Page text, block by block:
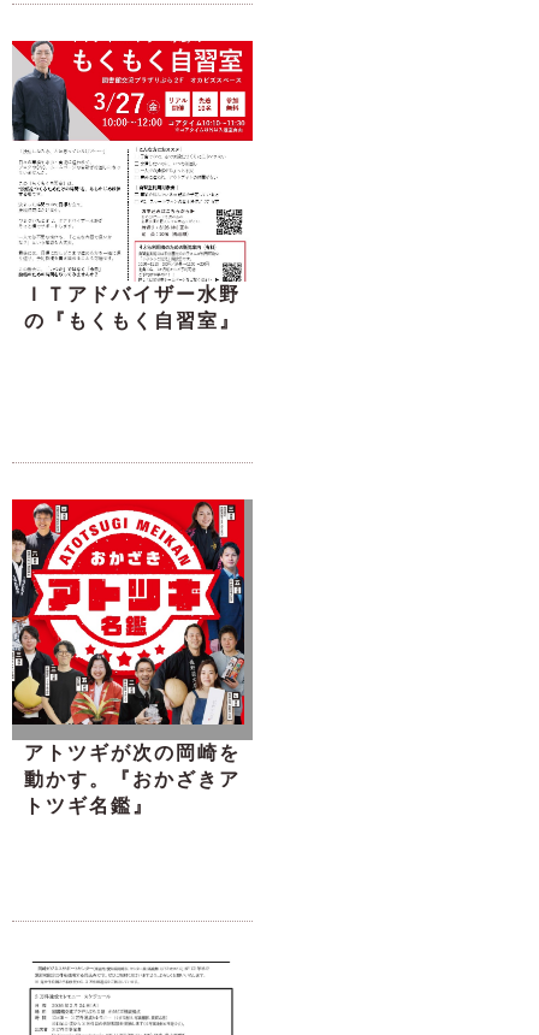
ＩＴアドバイザー水野
の『もくもく自習室』
アトツギが次の岡崎を
動かす。『おかざきア
トツギ名鑑』